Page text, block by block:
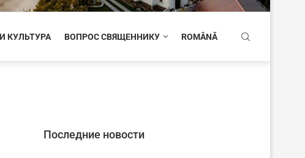
КУЛЬТУРА ВОПРОС СВЯЩЕННИКУ ROMÂNĂ
Последние новости